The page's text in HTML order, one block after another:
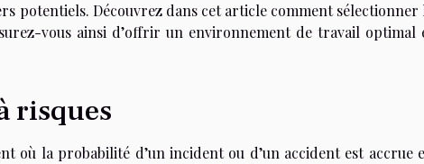
potentiels. Découvrez dans cet article comment sélectionner
vous ainsi d’offrir un environnement de travail optimal
risques
où la probabilité d’un incident ou d’un accident est accrue